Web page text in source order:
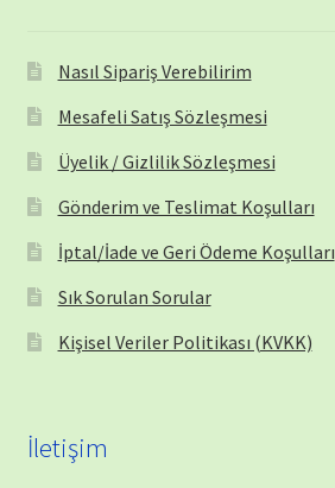
Nasıl Sipariş Verebilirim
Mesafeli Satış Sözleşmesi
Üyelik / Gizlilik Sözleşmesi
Gönderim ve Teslimat Koşulları
İptal/İade ve Geri Ödeme Koşulları
Sık Sorulan Sorular
Kişisel Veriler Politikası (KVKK)
İletişim